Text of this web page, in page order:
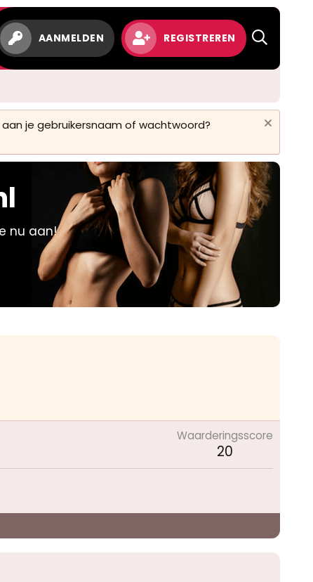
AANMELDEN REGISTREREN
je gebruikersnaam of wachtwoord?
nu aan!
Waarderingsscore
20